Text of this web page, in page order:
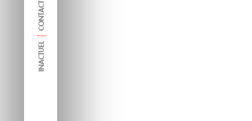
CONTACT
INACTUEL